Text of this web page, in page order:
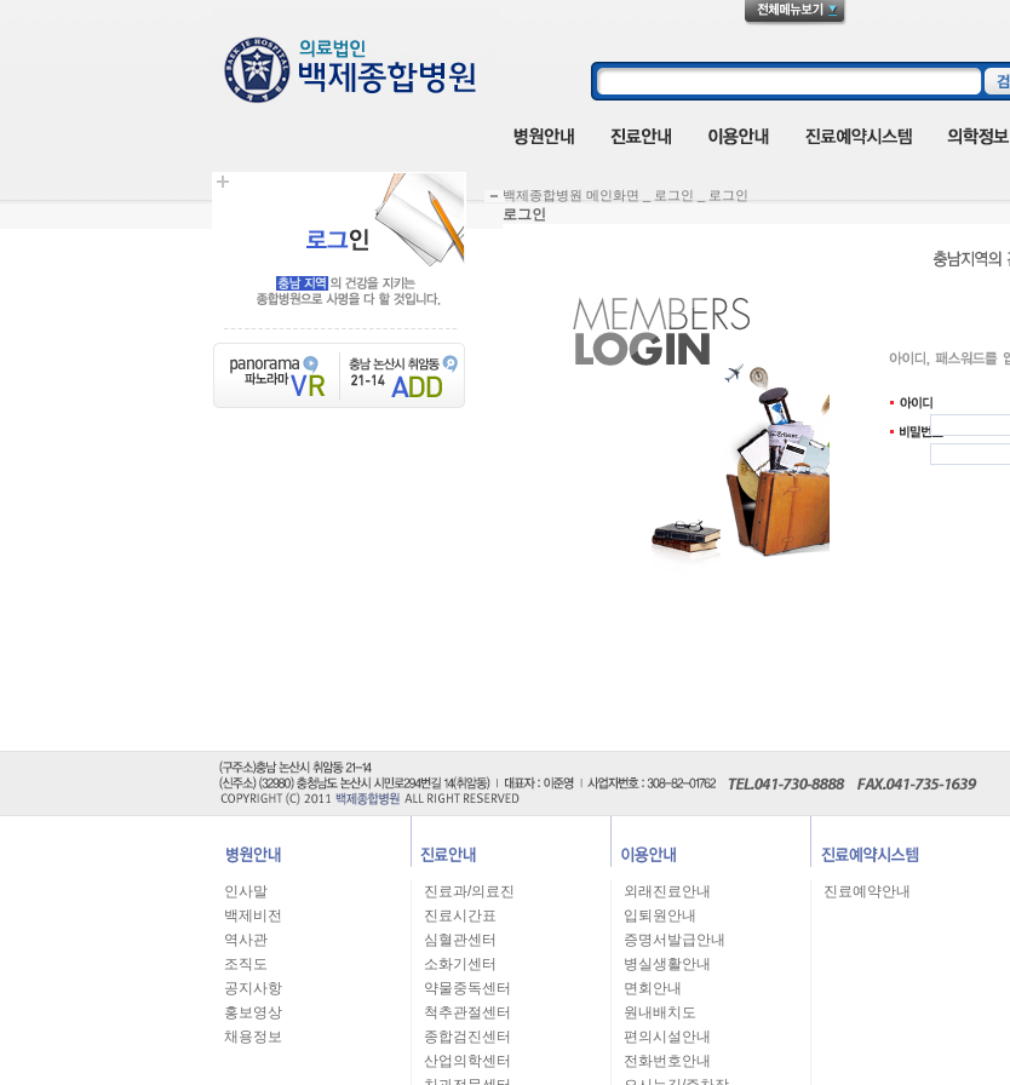
백제종합병원 메인화면 _ 로그인 _ 로그인
로그인
인사말
백제비전
역사관
조직도
공지사항
홍보영상
채용정보
진료과/의료진
진료시간표
심혈관센터
소화기센터
약물중독센터
척추관절센터
종합검진센터
산업의학센터
외래진료안내
입퇴원안내
증명서발급안내
병실생활안내
면회안내
원내배치도
편의시설안내
전화번호안내
진료예약안내